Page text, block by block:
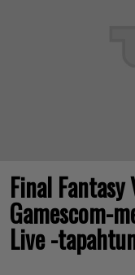
Final
Gamescom-
Live -